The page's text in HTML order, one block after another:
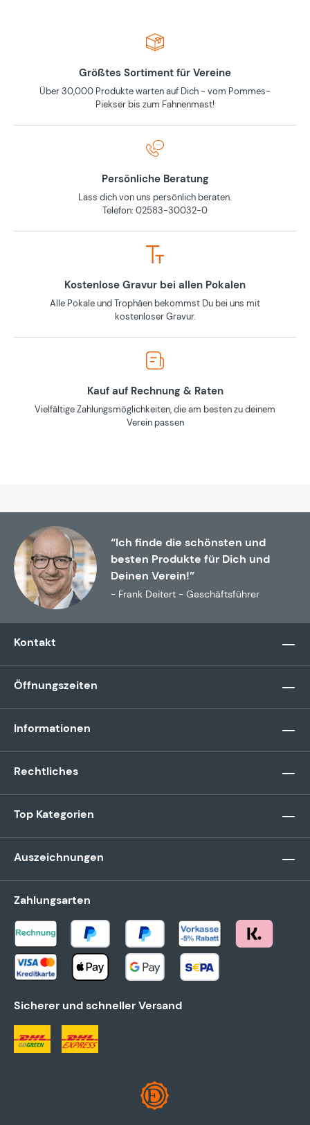
Größtes Sortiment für Vereine
Über 30,000 Produkte warten auf Dich - vom Pommes-
Piekser bis zum Fahnenmast!
Persönliche Beratung
Lass dich von uns persönlich beraten.
Telefon: 02583-30032-0
Kostenlose Gravur bei allen Pokalen
Alle Pokale und Trophäen bekommst Du bei uns mit
kostenloser Gravur.
Kauf auf Rechnung & Raten
Vielfältige Zahlungsmöglichkeiten, die am besten zu deinem
Verein passen
“Ich finde die schönsten und
besten Produkte für Dich und
Deinen Verein!”
- Frank Deitert - Geschäftsführer
Kontakt
Öffnungszeiten
Informationen
Rechtliches
Top Kategorien
Auszeichnungen
Zahlungsarten
Sicherer und schneller Versand